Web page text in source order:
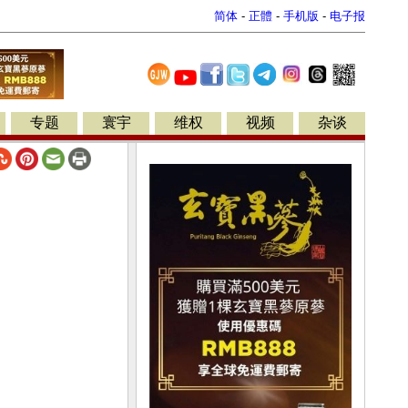
简体 - 正體 - 手机版 - 电子报
专题 寰宇 维权 视频 杂谈